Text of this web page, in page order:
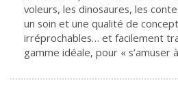
voleurs, les dinosaures, les
un soin et une qualité de
irréprochables… et facilement
gamme idéale, pour « s’amuser